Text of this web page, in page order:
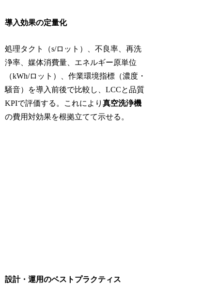
導入効果の定量化
処理タクト（s/ロット）、不良率、再洗
浄率、媒体消費量、エネルギー原単位
（kWh/ロット）、作業環境指標（濃度・
騒音）を導入前後で比較し、LCCと品質
KPIで評価する。これにより真空洗浄機
の費用対効果を根拠立てて示せる。
設計・運用のベストプラクティス